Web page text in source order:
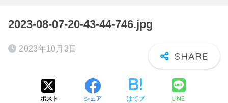
2023-08-07-20-43-44-746.jpg
2023年10月3日
ポスト シェア はてブ LINE